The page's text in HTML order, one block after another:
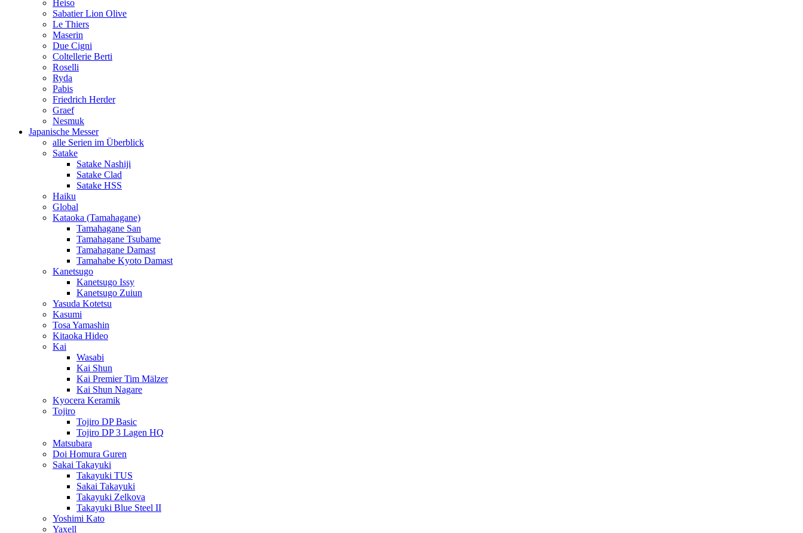
Heiso
Sabatier Lion Olive
Le Thiers
Maserin
Due Cigni
Coltellerie Berti
Roselli
Ryda
Pabis
Friedrich Herder
Graef
Nesmuk
Japanische Messer
alle Serien im Überblick
Satake
Satake Nashiji
Satake Clad
Satake HSS
Haiku
Global
Kataoka (Tamahagane)
Tamahagane San
Tamahagane Tsubame
Tamahagane Damast
Tamahabe Kyoto Damast
Kanetsugo
Kanetsugo Issy
Kanetsugo Zuiun
Yasuda Kotetsu
Kasumi
Tosa Yamashin
Kitaoka Hideo
Kai
Wasabi
Kai Shun
Kai Premier Tim Mälzer
Kai Shun Nagare
Kyocera Keramik
Tojiro
Tojiro DP Basic
Tojiro DP 3 Lagen HQ
Matsubara
Doi Homura Guren
Sakai Takayuki
Takayuki TUS
Sakai Takayuki
Takayuki Zelkova
Takayuki Blue Steel II
Yoshimi Kato
Yaxell